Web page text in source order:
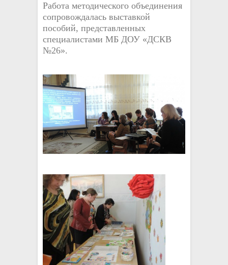
Работа методического объединения
сопровождалась выставкой
пособий, представленных
специалистами МБ ДОУ «ДСКВ
№26».